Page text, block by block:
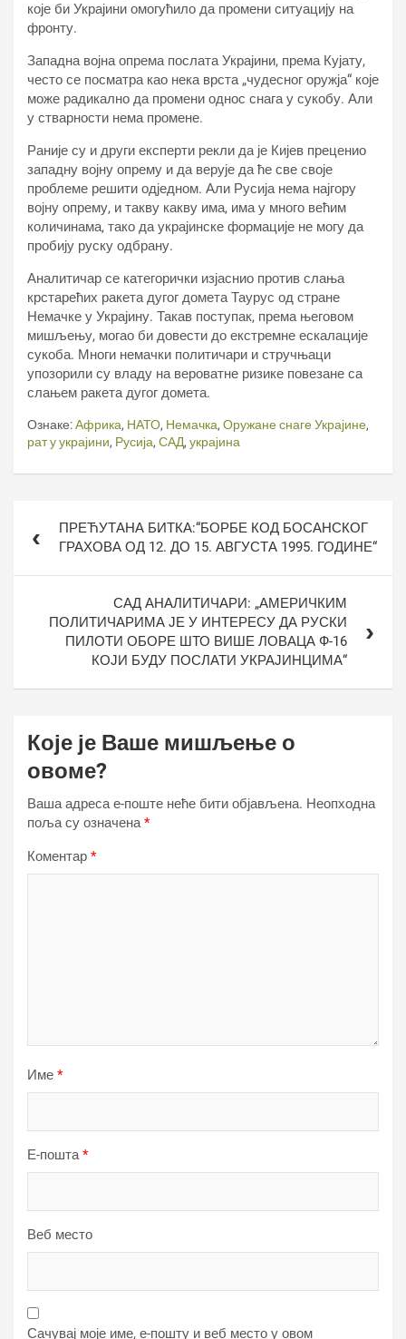
које би Украјини омогућило да промени ситуацију на
фронту.
Западна војна опрема послата Украјини, према Кујату,
често се посматра као нека врста „чудесног оружја“ које
може радикално да промени однос снага у сукобу. Али
у стварности нема промене.
Раније су и други експерти рекли да је Кијев преценио
западну војну опрему и да верује да ће све своје
проблеме решити одједном. Али Русија нема најгору
војну опрему, и такву какву има, има у много већим
количинама, тако да украјинске формације не могу да
пробију руску одбрану.
Аналитичар се категорички изјаснио против слања
крстарећих ракета дугог домета Таурус од стране
Немачке у Украјину. Такав поступак, према његовом
мишљењу, могао би довести до екстремне ескалације
сукоба. Многи немачки политичари и стручњаци
упозорили су владу на вероватне ризике повезане са
слањем ракета дугог домета.
Ознаке:Африка, НАТО, Немачка, Оружане снаге Украјине,
рат у украјини, Русија, САД, украјина
чланкаПРЕЋУТАНА БИТКА:“БОРБЕ КОД БОСАНСКОГ
ГРАХОВА ОД 12. ДО 15. АВГУСТА 1995. ГОДИНЕ“
САД АНАЛИТИЧАРИ: „АМЕРИЧКИМ
ПОЛИТИЧАРИМА ЈЕ У ИНТЕРЕСУ ДА РУСКИ
ПИЛОТИ ОБОРЕ ШТО ВИШЕ ЛОВАЦА Ф-16
КОЈИ БУДУ ПОСЛАТИ УКРАЈИНЦИМА“
Које је Ваше мишљење о
овоме?
Ваша адреса е-поште неће бити објављена. Неопходна
поља су означена*
Коментар *
Име *
Е-пошта*
Веб место
Сачувај моје име, е-пошту и веб место у овом